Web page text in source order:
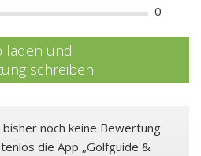
0
laden und
schreiben
noch keine Bewertung
die App „Golfguide &